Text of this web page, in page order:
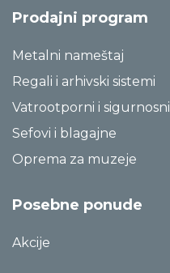
Prodajni program
Metalni nameštaj
Regali i arhivski sistemi
Vatrootporni i
Sefovi i blagajne
Oprema za muzeje
Posebne ponude
Akcije